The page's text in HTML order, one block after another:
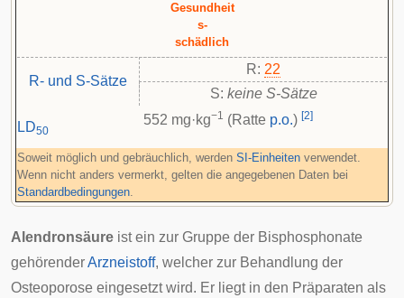
Gesundheit
s-
schädlich
R- und S-Sätze
R: 22
S: keine S-Sätze
LD50
552 mg·kg−1 (Ratte p.o.) [2]
Soweit möglich und gebräuchlich, werden SI-Einheiten verwendet.
Wenn nicht anders vermerkt, gelten die angegebenen Daten bei
Standardbedingungen.
Alendronsäure ist ein zur Gruppe der Bisphosphonate
gehörenderArzneistoff, welcher zur Behandlung der
Osteoporose eingesetzt wird. Er liegt in den Präparaten als